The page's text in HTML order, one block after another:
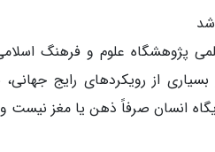
پژوهشگاه علوم و فرهنگ
از رویکردهای رایج جهانی،
انسان صرفاً ذهن یا مغز